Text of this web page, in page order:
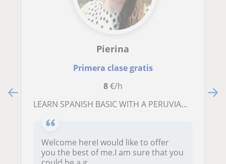
Pierina
Primera clase gratis
8€/h
LEARN SPANISH BASIC WITH A PERUVIAN GIRLD -VIRTUAL CLASS
Welcome hereI would like to offer
you the best of me.I am sure that you